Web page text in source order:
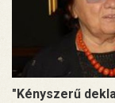
"Kényszerű